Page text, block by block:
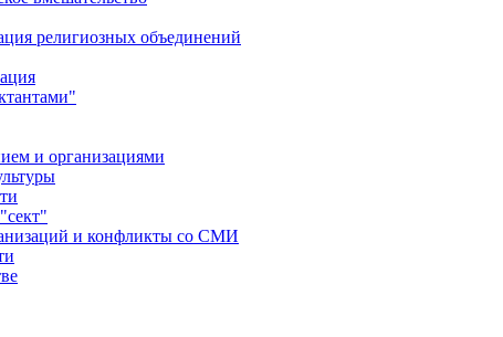
религиозных объединений
и организациями
и конфликты со СМИ